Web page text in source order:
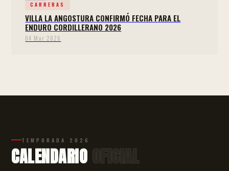
CARRERAS
VILLA LA ANGOSTURA CONFIRMÓ FECHA PARA EL
ENDURO CORDILLERANO 2026
04 Mar 2026
TEMPORADA 2026
CALENDARIO OFICIAL